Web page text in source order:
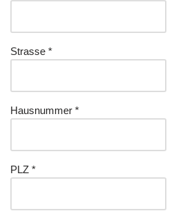
Strasse *
Hausnummer *
PLZ *